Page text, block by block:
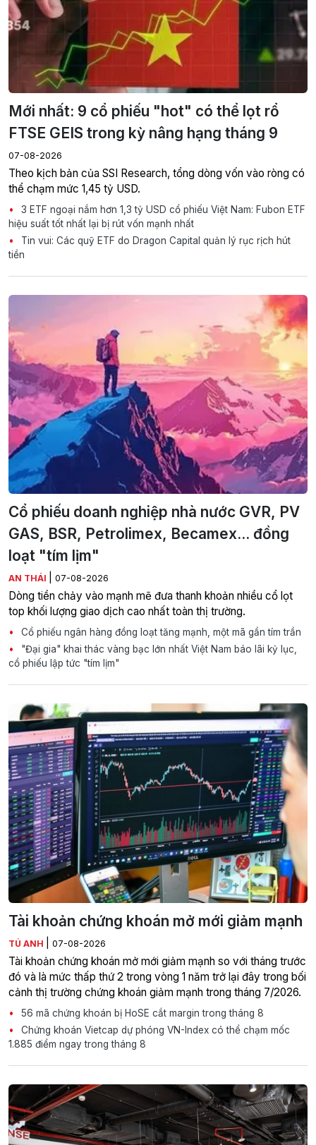
Mới nhất: 9 cổ phiếu "hot" có thể lọt rổ
FTSE GEIS trong kỳ nâng hạng tháng 9
07-08-2026
Theo kịch bản của SSI Research, tổng dòng vốn vào ròng có
thể chạm mức 1,45 tỷ USD.
3 ETF ngoại nắm hơn 1,3 tỷ USD cổ phiếu Việt Nam: Fubon ETF
hiệu suất tốt nhất lại bị rút vốn mạnh nhất
Tin vui: Các quỹ ETF do Dragon Capital quản lý rục rịch hút
tiền
Cổ phiếu doanh nghiệp nhà nước GVR, PV
GAS, BSR, Petrolimex, Becamex... đồng
loạt "tím lịm"
AN THÁI 07-08-2026
Dòng tiền chảy vào mạnh mẽ đưa thanh khoản nhiều cổ lọt
top khối lượng giao dịch cao nhất toàn thị trường.
Cổ phiếu ngân hàng đồng loạt tăng mạnh, một mã gần tím trần
"Đại gia" khai thác vàng bạc lớn nhất Việt Nam báo lãi kỷ lục,
cổ phiếu lập tức "tím lịm"
Tài khoản chứng khoán mở mới giảm mạnh
TÚ ANH 07-08-2026
Tài khoản chứng khoán mở mới giảm mạnh so với tháng trước
đó và là mức thấp thứ 2 trong vòng 1 năm trở lại đây trong bối
cảnh thị trường chứng khoán giảm mạnh trong tháng 7/2026.
56 mã chứng khoán bị HoSE cắt margin trong tháng 8
Chứng khoán Vietcap dự phóng VN-Index có thể chạm mốc
1.885 điểm ngay trong tháng 8